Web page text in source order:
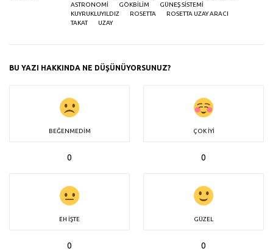
ASTRONOMI
GÖKBILIM
GÜNEŞ SISTEMI
KUYRUKLUYILDIZ
ROSETTA
ROSETTA UZAY ARACI
TAKAT
UZAY
BU YAZI HAKKINDA NE DÜŞÜNÜYORSUNUZ?
BEĞENMEDIM
0
ÇOK İYI
0
EH İŞTE
0
GÜZEL
0